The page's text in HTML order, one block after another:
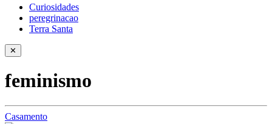
Curiosidades
peregrinacao
Terra Santa
✕
feminismo
Casamento